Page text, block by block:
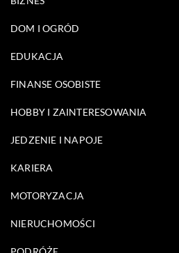
DOM I OGRÓD
EDUKACJA
FINANSE OSOBISTE
HOBBY I ZAINTERESOWANIA
JEDZENIE I NAPOJE
KARIERA
MOTORYZACJA
NIERUCHOMOŚCI